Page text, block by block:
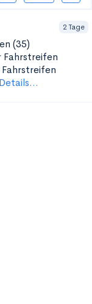
2 Tage
(35)
Details...